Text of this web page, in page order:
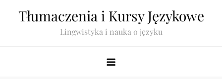
Tłumaczenia i Kursy Językowe
Lingwistyka i nauka o języku